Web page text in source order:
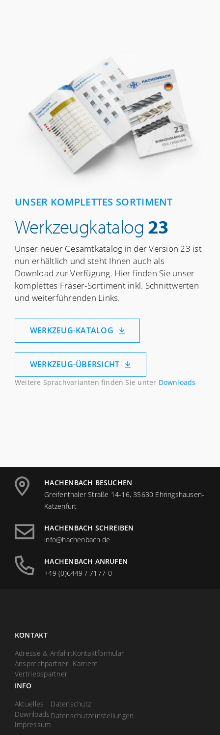
UNSER KOMPLETTES SORTIMENT
Werkzeugkatalog 23
Unser neuer Gesamtkatalog in der Version 23 ist
nun erhältlich und steht Ihnen auch als
Download zur Verfügung. Hier finden Sie unser
komplettes Fräser-Sortiment inkl. Schnittwerten
und weiterführenden Links.
WERKZEUG-KATALOG
WERKZEUG-ÜBERSICHT
Weitere Sprachvarianten finden Sie unter Downloads
HACHENBACH BESUCHEN
Greifenthaler Straße 14-16, 35630 Ehringshausen-
Katzenfurt
HACHENBACH SCHREIBEN
info@hachenbach.de
HACHENBACH ANRUFEN
+49 (0)6449 / 7177-0
KONTAKT
Adresse & Anfahrt
Ansprechpartner
Vertriebspartner
Kontaktformular
Karriere
INFO
Aktuelles
Downloads
Impressum
Datenschutz
Datenschutzeinstellungen